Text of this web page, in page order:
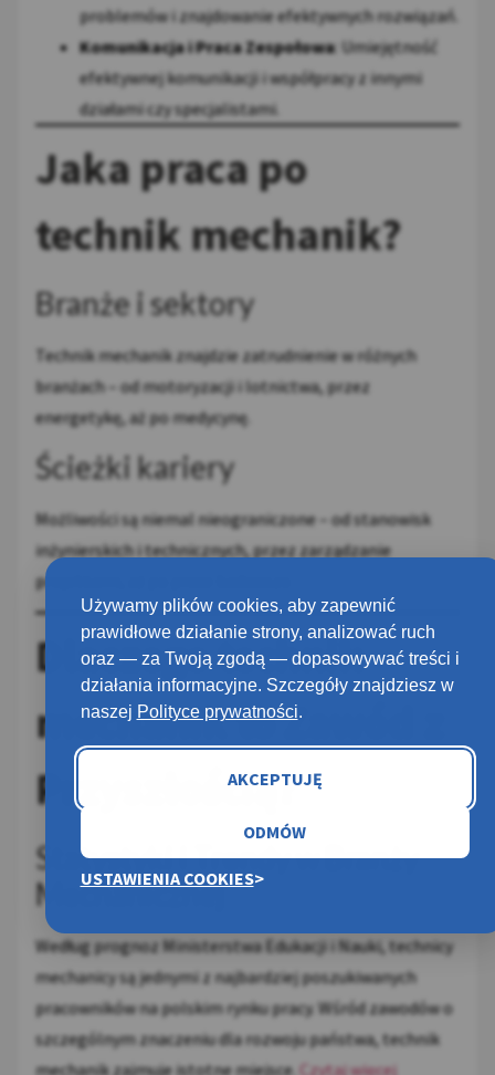
Używamy plików cookies, aby zapewnić
prawidłowe działanie strony, analizować ruch
oraz — za Twoją zgodą — dopasowywać treści i
działania informacyjne. Szczegóły znajdziesz w
naszej Polityce prywatności.
AKCEPTUJĘ
ODMÓW
USTAWIENIA COOKIES
problemów i znajdowanie efektywnych rozwiązań.
Komunikacja i Praca Zespołowa: Umiejętność
efektywnej komunikacji i współpracy z innymi
działami czy specjalistami.
Jaka praca po
technik mechanik?
Branże i sektory
Technik mechanik znajdzie zatrudnienie w różnych
branżach – od motoryzacji i lotnictwa, przez
energetykę, aż po medycynę.
Ścieżki kariery
Możliwości są niemal nieograniczone – od stanowisk
inżynierskich i technicznych, przez zarządzanie
projektami, aż po prace badawcze.
Dlaczego technik
mechanik to Zawód z
Przyszłością?
Statystyki i Trendy w Branży
Mechanicznej
Według prognoz Ministerstwa Edukacji i Nauki, technicy
mechanicy są jednymi z najbardziej poszukiwanych
pracowników na polskim rynku pracy. Wśród zawodów o
szczególnym znaczeniu dla rozwoju państwa, technik
mechanik zajmuje istotne miejsce.
Czytaj więcej